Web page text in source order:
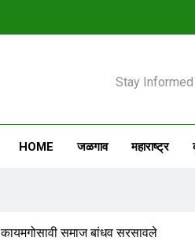
JBN Stay
HOME जळगाव महाराष्ट्र
समाज बांधव सरसावले